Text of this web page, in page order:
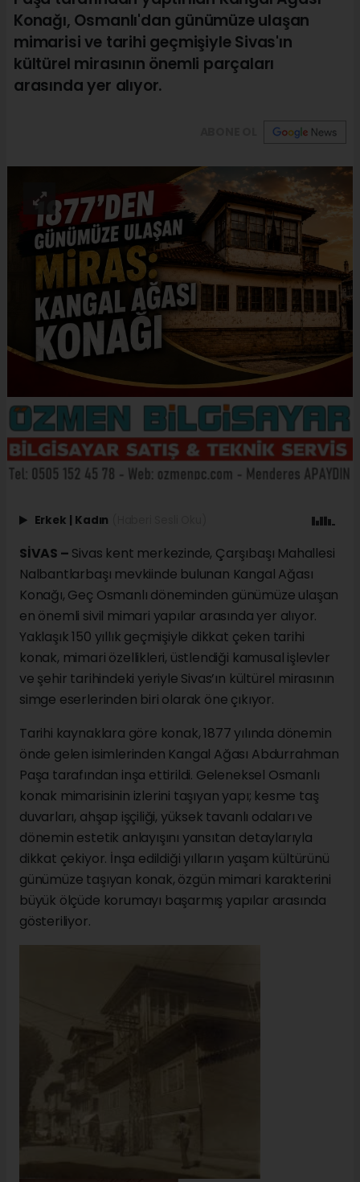
Konağı, Osmanlı'dan günümüze ulaşan
mimarisi ve tarihi geçmişiyle Sivas'ın
kültürel mirasının önemli parçaları
arasında yer alıyor.
Erkek | Kadın
SİVAS – Sivas kent merkezinde, Çarşıbaşı Mahallesi
Nalbantlarbaşı mevkiinde bulunan Kangal Ağası
Konağı, Geç Osmanlı döneminden günümüze ulaşan
en önemli sivil mimari yapılar arasında yer alıyor.
Yaklaşık 150 yıllık geçmişiyle dikkat çeken tarihi
konak, mimari özellikleri, üstlendiği kamusal işlevler
ve şehir tarihindeki yeriyle Sivas’ın kültürel mirasının
simge eserlerinden biri olarak öne çıkıyor.
Tarihi kaynaklara göre konak, 1877 yılında dönemin
önde gelen isimlerinden Kangal Ağası Abdurrahman
Paşa tarafından inşa ettirildi. Geleneksel Osmanlı
konak mimarisinin izlerini taşıyan yapı; kesme taş
duvarları, ahşap işçiliği, yüksek tavanlı odaları ve
dönemin estetik anlayışını yansıtan detaylarıyla
dikkat çekiyor. İnşa edildiği yılların yaşam kültürünü
günümüze taşıyan konak, özgün mimari karakterini
büyük ölçüde korumayı başarmış yapılar arasında
gösteriliyor.